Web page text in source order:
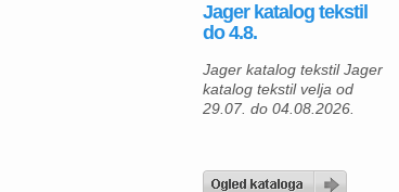
ugodnih cenah. Z
izbranimi izdelki boste
hitreje, kakovostneje in
zanesljiveje. Za izdelavo
predelnih sten ali
Jager katalog tekstil
do 4.8.
Jager katalog tekstil Jager
katalog tekstil velja od
29.07. do 04.08.2026.